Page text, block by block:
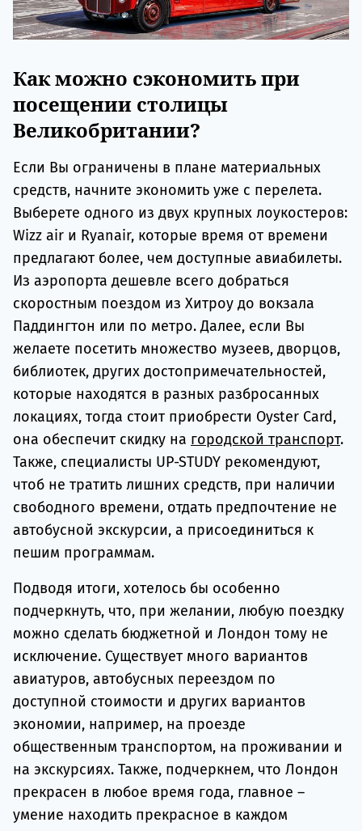
Как можно сэкономить при
посещении столицы
Великобритании?
Если Вы ограничены в плане материальных
средств, начните экономить уже с перелета.
Выберете одного из двух крупных лоукостеров:
Wizz air и Ryanair, которые время от времени
предлагают более, чем доступные авиабилеты.
Из аэропорта дешевле всего добраться
скоростным поездом из Хитроу до вокзала
Паддингтон или по метро. Далее, если Вы
желаете посетить множество музеев, дворцов,
библиотек, других достопримечательностей,
которые находятся в разных разбросанных
локациях, тогда стоит приобрести Oyster Card,
она обеспечит скидку на городской транспорт.
Также, специалисты UP-STUDY рекомендуют,
чтоб не тратить лишних средств, при наличии
свободного времени, отдать предпочтение не
автобусной экскурсии, а присоединиться к
пешим программам.
Подводя итоги, хотелось бы особенно
подчеркнуть, что, при желании, любую поездку
можно сделать бюджетной и Лондон тому не
исключение. Существует много вариантов
авиатуров, автобусных переездом по
доступной стоимости и других вариантов
экономии, например, на проезде
общественным транспортом, на проживании и
на экскурсиях. Также, подчеркнем, что Лондон
прекрасен в любое время года, главное –
умение находить прекрасное в каждом